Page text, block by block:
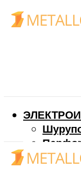
Дрель